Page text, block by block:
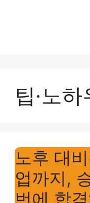
팁·노하
노후 대
업까지,
번에 합